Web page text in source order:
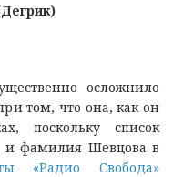
осложнило
том, что она, как он
поскольку список
и фамилия Шевцова в
«Радио Свобода»